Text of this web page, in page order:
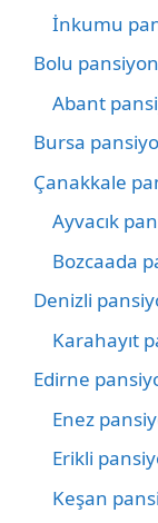
İnkumu
Bolu pansiyon
Abant
Bursa
Çanakkale
Ayvacık
Bozcaada
Denizli
Karahayıt
Edirne
Enez
Erikli
Keşan